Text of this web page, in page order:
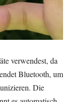
verwendest, da
Bluetooth, um
Die